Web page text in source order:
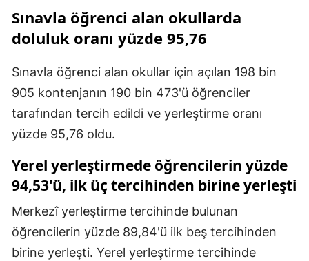
Sınavla öğrenci alan okullarda
doluluk oranı yüzde 95,76
Sınavla öğrenci alan okullar için açılan 198 bin
905 kontenjanın 190 bin 473'ü öğrenciler
tarafından tercih edildi ve yerleştirme oranı
yüzde 95,76 oldu.
Yerel yerleştirmede öğrencilerin yüzde
94,53'ü, ilk üç tercihinden birine yerleşti
Merkezî yerleştirme tercihinde bulunan
öğrencilerin yüzde 89,84'ü ilk beş tercihinden
birine yerleşti. Yerel yerleştirme tercihinde